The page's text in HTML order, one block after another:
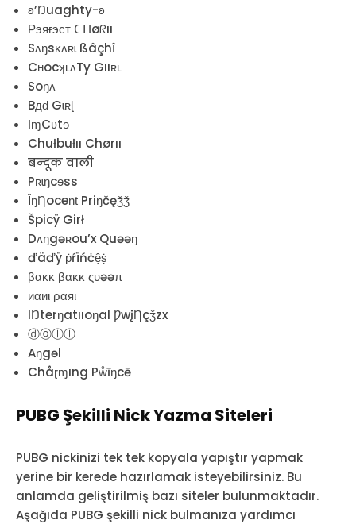
ʚ’Ŋuaghty-ʚ
Рэяғэст ᑕᕼøᖇıı
Sʌŋsĸʌʀɩ ßâçhî
CʜocʞʟʌTy Gııʀʟ
Soŋʌ
Bдԁ Gɩʀɭ
IɱCʋtɘ
Chułbułıı Chørıı
बन्दूक वाली
Pʀɩŋcɘss
ÏŋȠoceṉṭ Priŋčęǯǯ
Špicÿ Girł
Dʌŋgəʀou’x Quəəŋ
ďäďÿ ṗŕïńċệṩ
βακκ βακκ ςυəəπ
иαиι ραяι
IŊterŋatııoŋal ǷwįȠçǯzx
ⓓⓞⓛⓛ
Aŋgəl
Chåɽɱıng Pẘīŋcē
PUBG Şekilli Nick Yazma Siteleri
PUBG nickinizi tek tek kopyala yapıştır yapmak
yerine bir kerede hazırlamak isteyebilirsiniz. Bu
anlamda geliştirilmiş bazı siteler bulunmaktadır.
Aşağıda PUBG şekilli nick bulmanıza yardımcı